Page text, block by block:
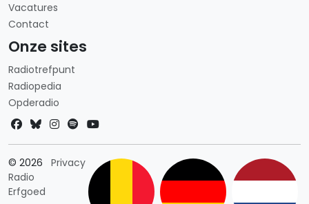
Vacatures
Contact
Onze sites
Radiotrefpunt
Radiopedia
Opderadio
© 2026
Radio
Erfgoed
PrivacyLandkeuze